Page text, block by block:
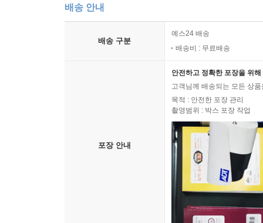
배송 안내
배송 구분
예스24 배송
배송비 : 무료배송
포장 안내
안전하고 정확한 포장을 위
고객님께 배송되는 모든 상
목적 : 안전한 포장 관리
촬영범위 : 박스 포장 작업